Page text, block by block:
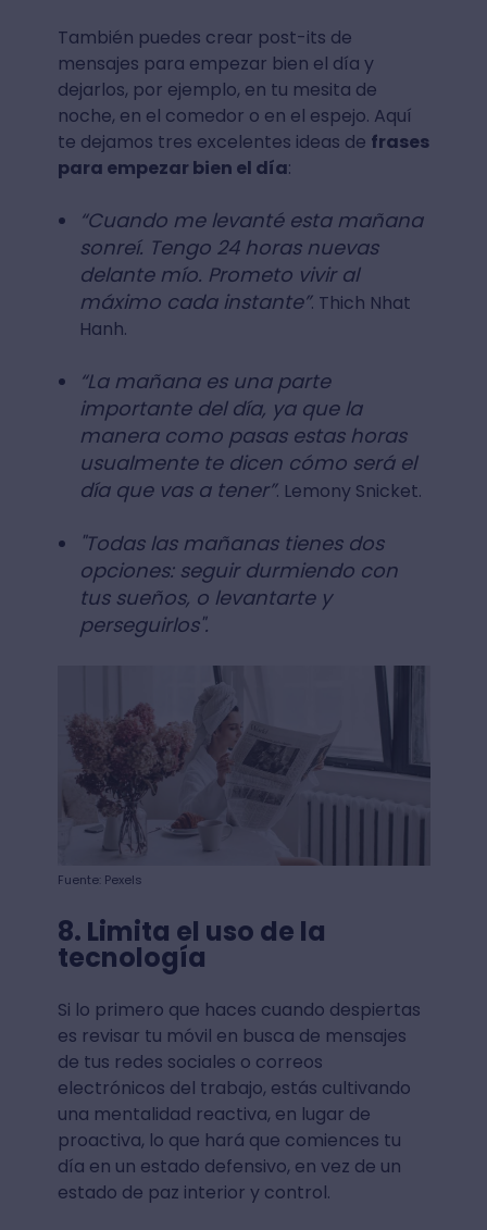
También puedes crear post-its de
mensajes para empezar bien el día y
dejarlos, por ejemplo, en tu mesita de
noche, en el comedor o en el espejo. Aquí
te dejamos tres excelentes ideas de frases
para empezar bien el día:
“Cuando me levanté esta mañana
sonreí. Tengo 24 horas nuevas
delante mío. Prometo vivir al
máximo cada instante”. Thich Nhat
Hanh.
“La mañana es una parte
importante del día, ya que la
manera como pasas estas horas
usualmente te dicen cómo será el
día que vas a tener”. Lemony Snicket.
"Todas las mañanas tienes dos
opciones: seguir durmiendo con
tus sueños, o levantarte y
perseguirlos".
Fuente: Pexels
8. Limita el uso de la
tecnología
Si lo primero que haces cuando despiertas
es revisar tu móvil en busca de mensajes
de tus redes sociales o correos
electrónicos del trabajo, estás cultivando
una mentalidad reactiva, en lugar de
proactiva, lo que hará que comiences tu
día en un estado defensivo, en vez de un
estado de paz interior y control.